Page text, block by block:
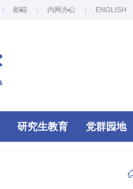
邮箱 内网办公 ENGLISH
研究生教育 党群园地